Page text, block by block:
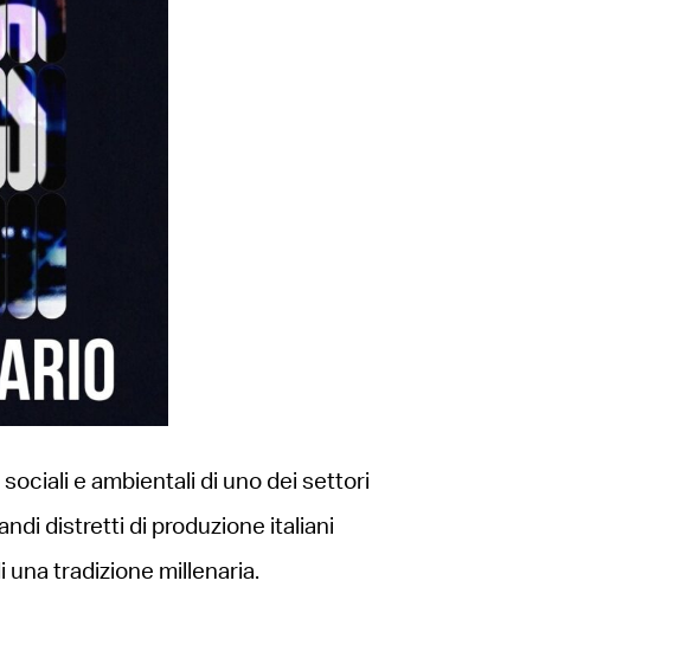
e ambientali di uno dei settori
distretti di produzione italiani
tradizione millenaria.